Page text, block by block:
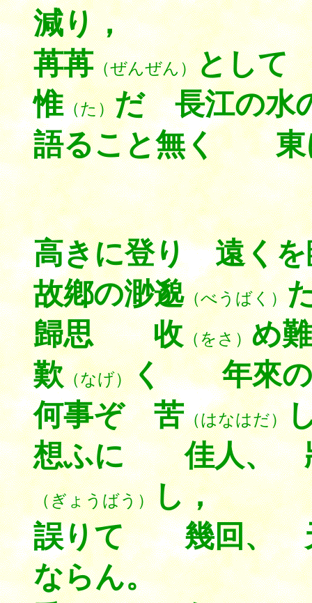
減り，
苒苒（ぜんぜん）とし
惟（た）だ 長江の水
語ること無く 東
高きに登り 遠く
故鄕の渺邈（べうばく）
歸思 收（をさ）め難
歎（なげ）く 年來の
何事ぞ 苦（はなはだ）
想ふに 佳人、
（ぎょうばう）し，
誤りて 幾回、
ならん。